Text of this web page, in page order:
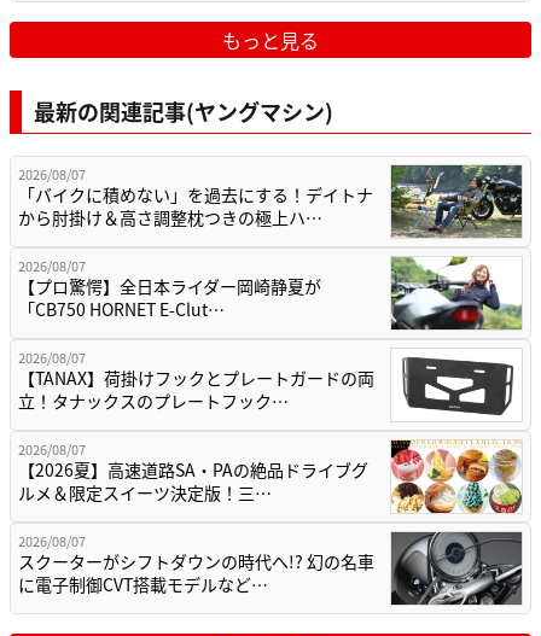
もっと見る
最新の関連記事(ヤングマシン)
2026/08/07
「バイクに積めない」を過去にする！デイトナ
から肘掛け＆高さ調整枕つきの極上ハ…
2026/08/07
【プロ驚愕】全日本ライダー岡崎静夏が
「CB750 HORNET E-Clut…
2026/08/07
【TANAX】荷掛けフックとプレートガードの両
立！タナックスのプレートフック…
2026/08/07
【2026夏】高速道路SA・PAの絶品ドライブグ
ルメ＆限定スイーツ決定版！三…
2026/08/07
スクーターがシフトダウンの時代へ!? 幻の名車
に電子制御CVT搭載モデルなど…